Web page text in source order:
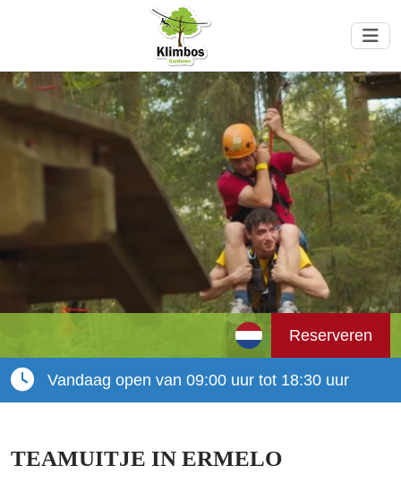
Reserveren
Vandaag open van 09:00 uur tot 18:30 uur
TEAMUITJE IN ERMELO